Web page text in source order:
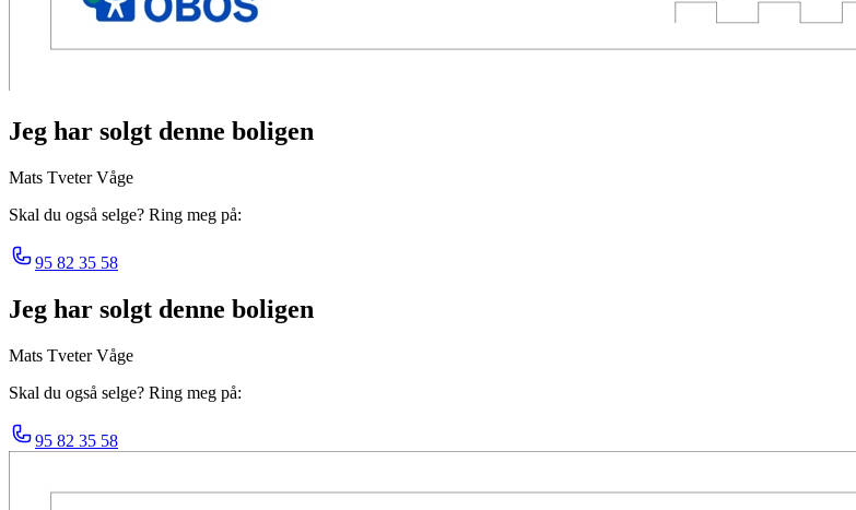
Jeg har solgt denne boligen
Mats Tveter Våge
Skal du også selge? Ring meg på:
95 82 35 58
Jeg har solgt denne boligen
Mats Tveter Våge
Skal du også selge? Ring meg på:
95 82 35 58